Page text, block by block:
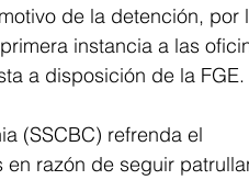
de la detención, por
instancia a las
a disposición de la FGE.
(SSCBC) refrenda el
razón de seguir